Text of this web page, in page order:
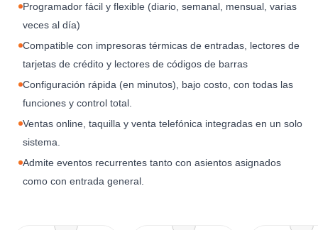
Programador fácil y flexible (diario, semanal, mensual, varias
veces al día)
Compatible con impresoras térmicas de entradas, lectores de
tarjetas de crédito y lectores de códigos de barras
Configuración rápida (en minutos), bajo costo, con todas las
funciones y control total.
Ventas online, taquilla y venta telefónica integradas en un solo
sistema.
Admite eventos recurrentes tanto con asientos asignados
como con entrada general.